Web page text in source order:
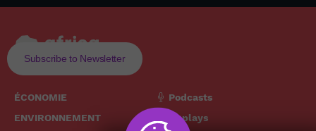
Subscribe to Newsletter
ÉCONOMIE
ENVIRONNEMENT
Podcasts
Replays